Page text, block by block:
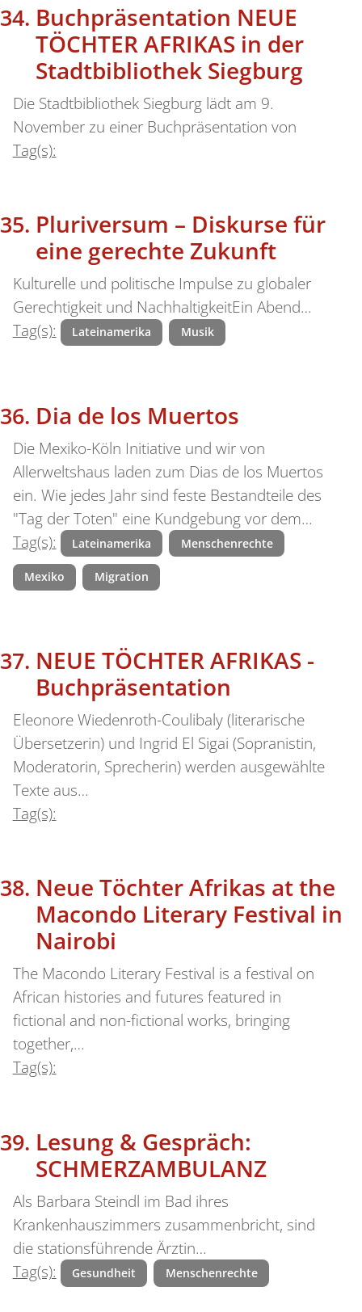
Buchpräsentation NEUE
TÖCHTER AFRIKAS in der
Stadtbibliothek Siegburg
Die Stadtbibliothek Siegburg lädt am 9.
November zu einer Buchpräsentation von
Tag(s):
Pluriversum – Diskurse für
eine gerechte Zukunft
Kulturelle und politische Impulse zu globaler
Gerechtigkeit und NachhaltigkeitEin Abend…
Tag(s):
Lateinamerika Musik
Dia de los Muertos
Die Mexiko-Köln Initiative und wir von
Allerweltshaus laden zum Dias de los Muertos
ein. Wie jedes Jahr sind feste Bestandteile des
"Tag der Toten" eine Kundgebung vor dem…
Tag(s):
Lateinamerika Menschenrechte
Mexiko Migration
NEUE TÖCHTER AFRIKAS -
Buchpräsentation
Eleonore Wiedenroth-Coulibaly (literarische
Übersetzerin) und Ingrid El Sigai (Sopranistin,
Moderatorin, Sprecherin) werden ausgewählte
Texte aus…
Tag(s):
Neue Töchter Afrikas at the
Macondo Literary Festival in
Nairobi
The Macondo Literary Festival is a festival on
African histories and futures featured in
fictional and non-fictional works, bringing
together,…
Tag(s):
Lesung & Gespräch:
SCHMERZAMBULANZ
Als Barbara Steindl im Bad ihres
Krankenhauszimmers zusammenbricht, sind
die stationsführende Ärztin…
Tag(s):
Gesundheit Menschenrechte